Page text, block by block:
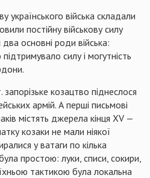
українського війська складали
постійну військову силу
основні роди війська:
підтримувало силу і могутність
козацтво піднеслося
армій. А перші письмові
містять джерела кінця XV —
козаки не мали ніякої
у ватаги по кілька
простою: луки, списи, сокири,
тактикою була локальна